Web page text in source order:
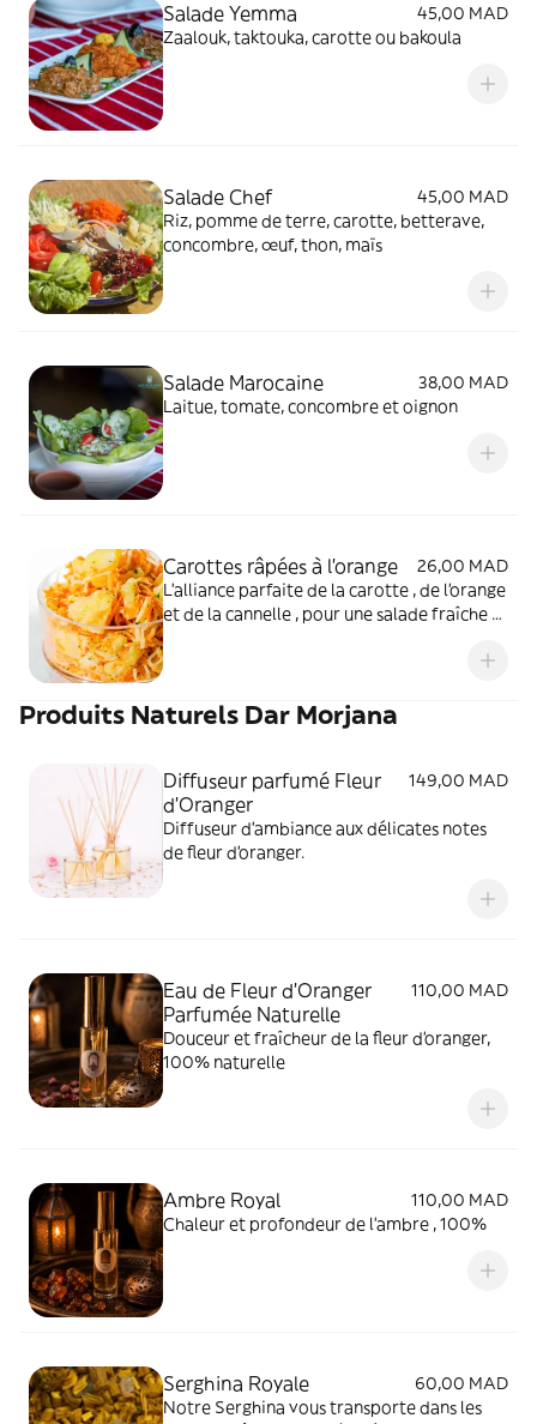
Salade Yemma
45,00 MAD
Zaalouk, taktouka, carotte ou bakoula
Salade Chef
45,00 MAD
Riz, pomme de terre, carotte, betterave,
concombre, œuf, thon, maïs
Salade Marocaine
38,00 MAD
Laitue, tomate, concombre et oignon
Carottes râpées à l'orange
26,00 MAD
L’alliance parfaite de la carotte , de l’orange
et de la cannelle , pour une salade fraîche et
Produits Naturels Dar Morjana
Diffuseur parfumé Fleur
d’Oranger
149,00 MAD
Diffuseur d’ambiance aux délicates notes
de fleur d’oranger.
Eau de Fleur d’Oranger
Parfumée Naturelle
110,00 MAD
Douceur et fraîcheur de la fleur d’oranger,
100% naturelle
Ambre Royal
110,00 MAD
Chaleur et profondeur de l’ambre , 100%
Serghina Royale
60,00 MAD
Notre Serghina vous transporte dans les